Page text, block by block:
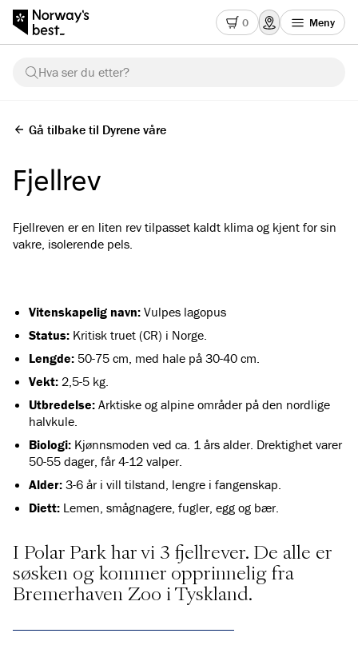
0 Meny
Hva ser du etter?
Gå tilbake til Dyrene våre
Fjellrev
Fjellreven er en liten rev tilpasset kaldt klima og kjent for sin
vakre, isolerende pels.
Vitenskapelig navn: Vulpes lagopus
Status: Kritisk truet (CR) i Norge.
Lengde: 50-75 cm, med hale på 30-40 cm.
Vekt: 2,5-5 kg.
Utbredelse: Arktiske og alpine områder på den nordlige
halvkule.
Biologi: Kjønnsmoden ved ca. 1 års alder. Drektighet varer
50-55 dager, får 4-12 valper.
Alder: 3-6 år i vill tilstand, lengre i fangenskap.
Diett: Lemen, smågnagere, fugler, egg og bær.
I Polar Park har vi 3 fjellrever. De alle er
søsken og kommer opprinnelig fra
Bremerhaven Zoo i Tyskland.